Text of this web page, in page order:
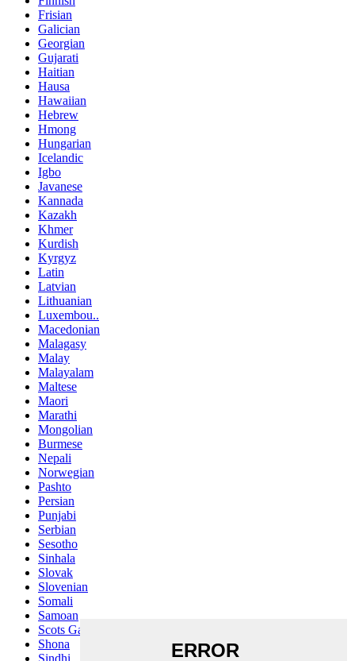
Frisian
Galician
Georgian
Gujarati
Haitian
Hausa
Hawaiian
Hebrew
Hmong
Hungarian
Icelandic
Igbo
Javanese
Kannada
Kazakh
Khmer
Kurdish
Kyrgyz
Latin
Latvian
Lithuanian
Luxembou..
Macedonian
Malagasy
Malay
Malayalam
Maltese
Maori
Marathi
Mongolian
Burmese
Nepali
Norwegian
Pashto
Persian
Punjabi
Serbian
Sesotho
Sinhala
Slovak
Slovenian
Somali
Samoan
Scots Gaelic
Shona